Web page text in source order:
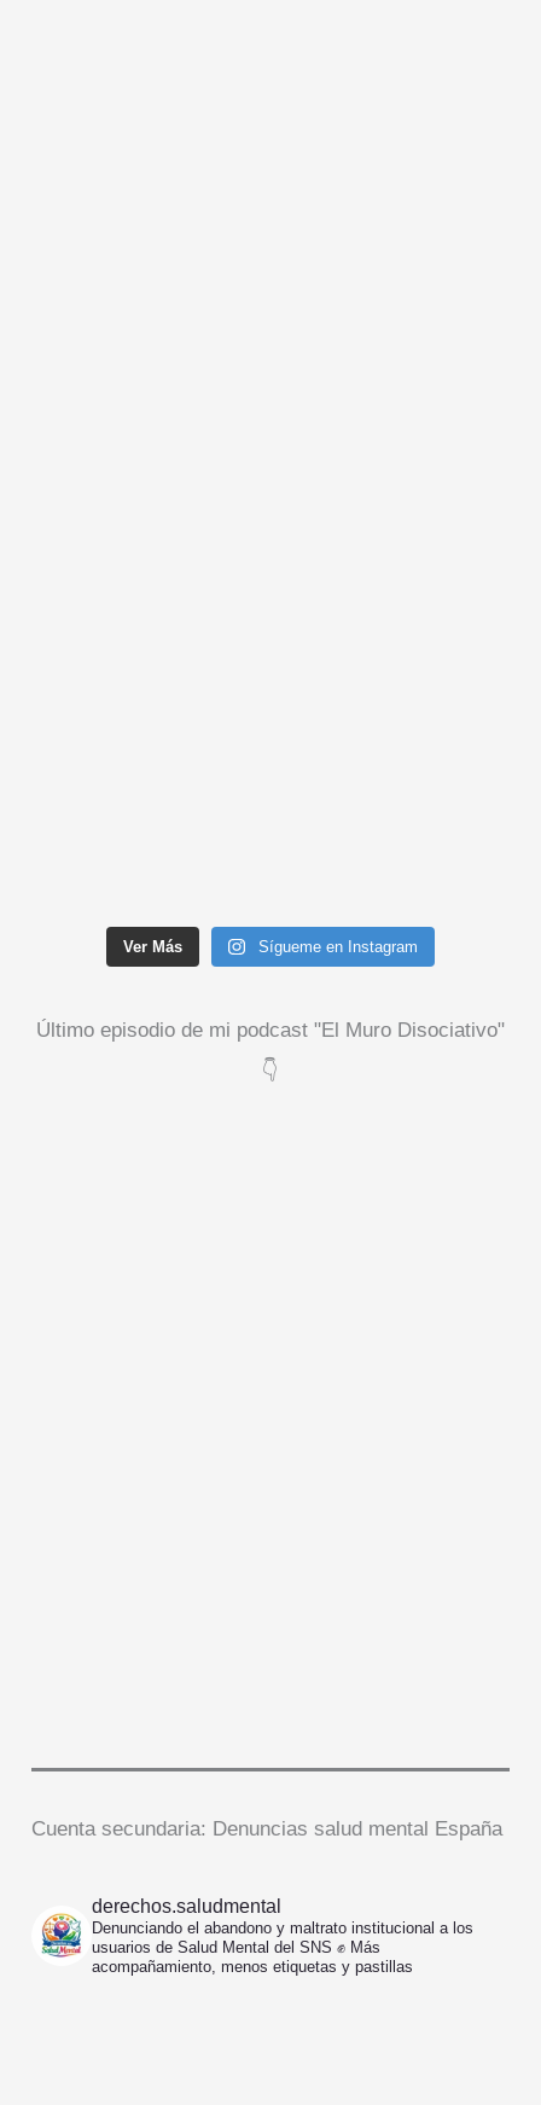
Ver Más Sígueme en Instagram
Último episodio de mi podcast "El Muro Disociativo"
👇
Cuenta secundaria: Denuncias salud mental España
derechos.saludmental
Denunciando el abandono y maltrato institucional a los
usuarios de Salud Mental del SNS ✊️ Más
acompañamiento, menos etiquetas y pastillas